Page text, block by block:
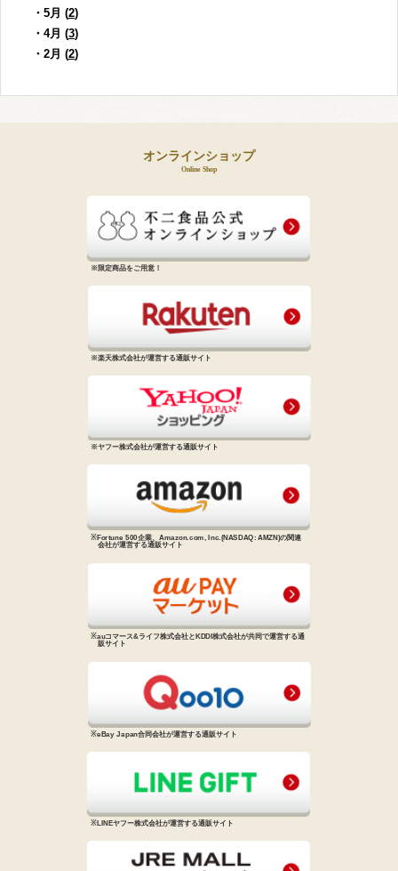
・5月 (2)
・4月 (3)
・2月 (2)
オンラインショップ
Online Shop
※限定商品をご用意！
※楽天株式会社が運営する通販サイト
※ヤフー株式会社が運営する通販サイト
※Fortune 500企業、Amazon.com, Inc.(NASDAQ: AMZN)の関連
会社が運営する通販サイト
※auコマース&ライフ株式会社と KDDI株式会社が共同で運営する通
販サイト
※eBay Japan合同会社が運営する通販サイト
※LINEヤフー株式会社が運営する通販サイト